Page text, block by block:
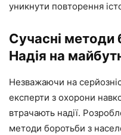
уникнути повторення
Сучасні методи
Надія на
Незважаючи на
експерти з охорони
втрачають надії.
методи боротьби з